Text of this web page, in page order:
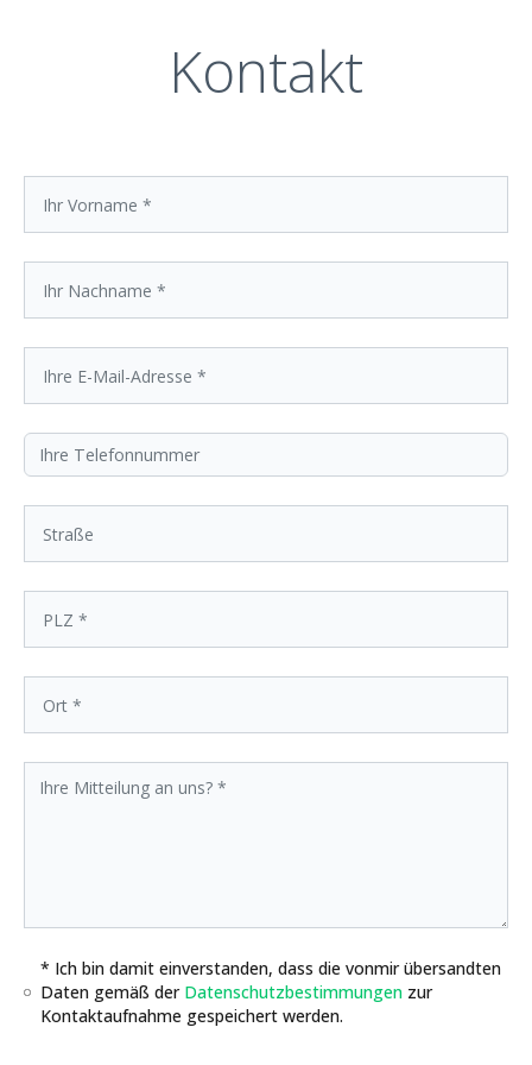
Kontakt
* Ich bin damit einverstanden, dass die vonmir übersandten
Daten gemäß der Datenschutzbestimmungen zur
Kontaktaufnahme gespeichert werden.